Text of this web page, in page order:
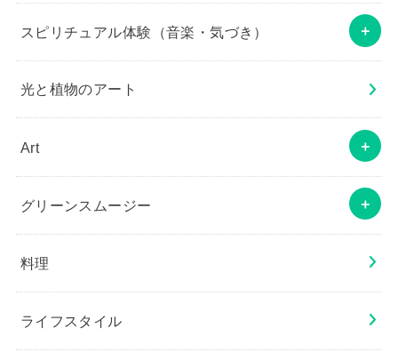
スピリチュアル体験（音楽・気づき）
光と植物のアート
Art
グリーンスムージー
料理
ライフスタイル